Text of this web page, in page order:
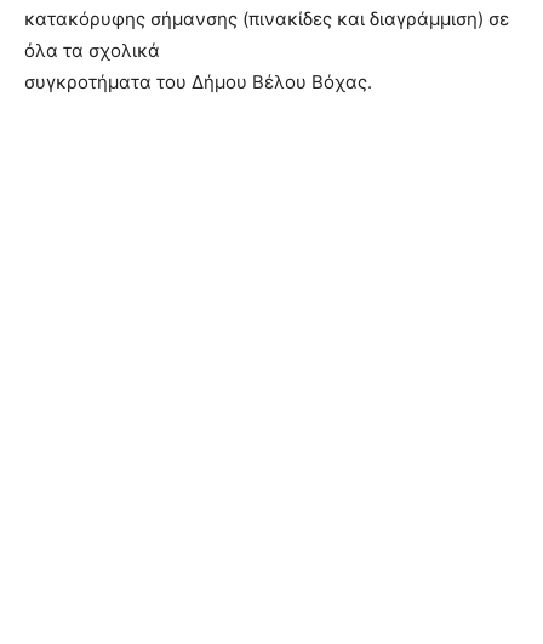
κατακόρυφης σήμανσης (πινακίδες και διαγράμμιση) σε
όλα τα σχολικά
συγκροτήματα του Δήμου Βέλου Βόχας.